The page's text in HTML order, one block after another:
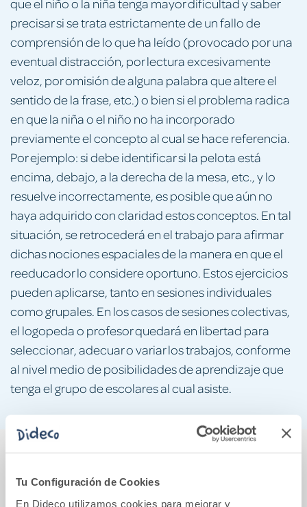
Tu Configuración de Cookies
En Dideco utilizamos cookies para mejorar y
precisar si se trata estrictamente de un fallo de
comprensión de lo que ha leído (provocado por una
eventual distracción, por lectura excesivamente
veloz, por omisión de alguna palabra que altere el
sentido de la frase, etc.) o bien si el problema radica
en que la niña o el niño no ha incorporado
previamente el concepto al cual se hace referencia.
Por ejemplo: si debe identificar si la pelota está
encima, debajo, a la derecha de la mesa, etc., y lo
resuelve incorrectamente, es posible que aún no
haya adquirido con claridad estos conceptos. En tal
situación, se retrocederá en el trabajo para afirmar
dichas nociones espaciales de la manera en que el
reeducador lo considere oportuno. Estos ejercicios
pueden aplicarse, tanto en sesiones individuales
como grupales. En los casos de sesiones colectivas,
el logopeda o profesor quedará en libertad para
seleccionar, adecuar o variar los trabajos, conforme
al nivel medio de posibilidades de aprendizaje que
tenga el grupo de escolares al cual asiste.
También podría gustarte...